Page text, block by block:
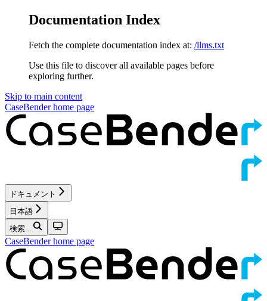
Documentation Index
Fetch the complete documentation index at: /llms.txt
Use this file to discover all available pages before
exploring further.
Skip to main content
CaseBenderhome page
ドキュメント
日本語
検索...
CaseBenderhome page